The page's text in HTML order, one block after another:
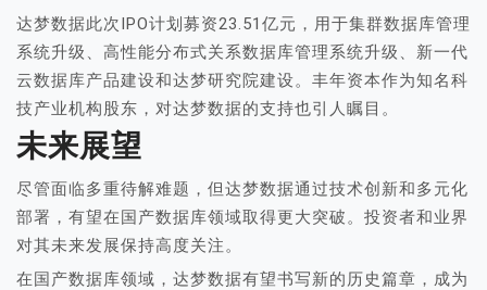
达梦数据此次IPO计划募资23.51亿元，用于集群数据库管理
系统升级、高性能分布式关系数据库管理系统升级、新一代
云数据库产品建设和达梦研究院建设。丰年资本作为知名科
技产业机构股东，对达梦数据的支持也引人瞩目。
未来展望
尽管面临多重待解难题，但达梦数据通过技术创新和多元化
部署，有望在国产数据库领域取得更大突破。投资者和业界
对其未来发展保持高度关注。
在国产数据库领域，达梦数据有望书写新的历史篇章，成为